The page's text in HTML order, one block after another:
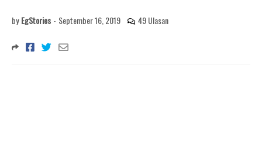
by EgStories - September 16, 2019 49 Ulasan